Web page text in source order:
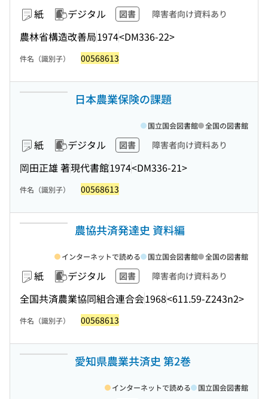
紙 デジタル 図書 障害者向け資料あり
農林省構造改善局1974<DM336-22>
件名（識別子） 00568613
日本農業保険の課題
紙 デジタル 図書 障害者向け資料あり
岡田正雄 著現代書館1974<DM336-21>
国立国会図書館 全国の図書館
件名（識別子） 00568613
農協共済発達史 資料編
紙 デジタル 図書 障害者向け資料あり
全国共済農業協同組合連合会1968<611.59-Z243n2>
インターネットで読める 国立国会図書館 全国の図書館
件名（識別子） 00568613
愛知県農業共済史 第2巻
インターネットで読める 国立国会図書館